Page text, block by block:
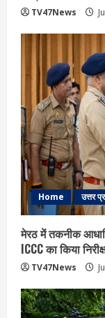
TV47News
Home उत्तर
मेरठ में तकनीक
ICCC का किया
TV47News